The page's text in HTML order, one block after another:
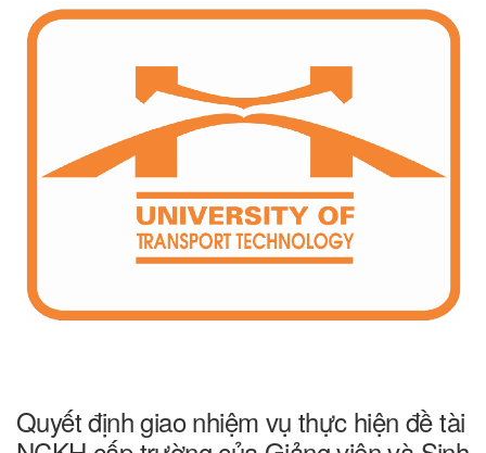
Quyết định giao nhiệm vụ thực hiện đề tài